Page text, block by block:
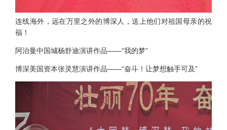
连线海外，远在万里之外的博深人，送上他们对祖国母亲的祝
福！
阿治曼中国城杨舒迪演讲作品——“我的梦”
博深美国资本张灵慧演讲作品——“奋斗！让梦想触手可及”